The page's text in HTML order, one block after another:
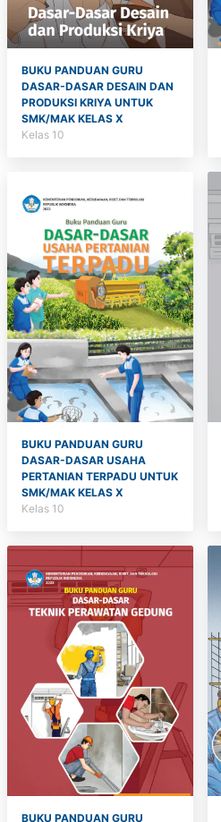
BUKU PANDUAN GURU
DASAR-DASAR DESAIN DAN
PRODUKSI KRIYA UNTUK
SMK/MAK KELAS X
Kelas 10
BUKU PANDUAN GURU
DASAR-DASAR USAHA
PERTANIAN TERPADU UNTUK
SMK/MAK KELAS X
Kelas 10
BUKU PANDUAN GURU